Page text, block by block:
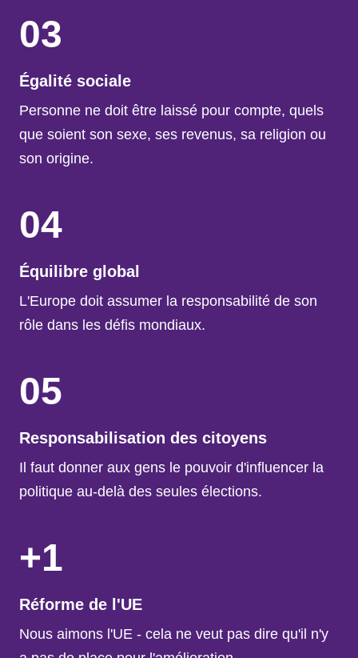
03
Égalité sociale
Personne ne doit être laissé pour compte, quels
que soient son sexe, ses revenus, sa religion ou
son origine.
04
Équilibre global
L'Europe doit assumer la responsabilité de son
rôle dans les défis mondiaux.
05
Responsabilisation des citoyens
Il faut donner aux gens le pouvoir d'influencer la
politique au-delà des seules élections.
+1
Réforme de l'UE
Nous aimons l'UE - cela ne veut pas dire qu'il n'y